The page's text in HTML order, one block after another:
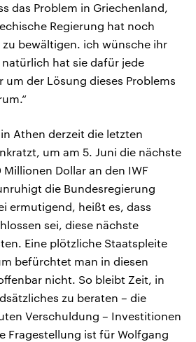
das Problem in Griechenland,
Regierung hat noch
bewältigen. ich wünsche ihr
hat sie dafür jede
um der Lösung dieses Problems
Athen derzeit die letzten
um am 5. Juni die nächste
Dollar an den IWF
die Bundesregierung
ermutigend, heißt es, dass
sei, diese nächste
Eine plötzliche Staatspleite
befürchtet man in diesen
nicht. So bleibt Zeit, in
zu beraten – die
Verschuldung – Investitionen
Fragestellung ist für Wolfgang